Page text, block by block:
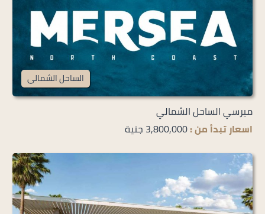
الساحل الشمالي
ميرسي الساحل الشمالي
اسعار تبدأ من :3,800,000 جنية